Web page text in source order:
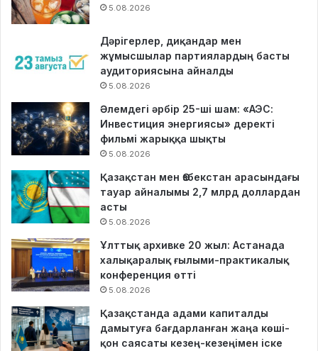
5.08.2026
Дәрігерлер, диқандар мен
жұмысшылар партиялардың басты
аудиториясына айналды
5.08.2026
Әлемдегі әрбір 25-ші шам: «АЭС:
Инвестиция энергиясы» деректі
фильмі жарыққа шықты
5.08.2026
Қазақстан мен Өзбекстан арасындағы
тауар айналымы 2,7 млрд доллардан
асты
5.08.2026
Ұлттық архивке 20 жыл: Астанада
халықаралық ғылыми-практикалық
конференция өтті
5.08.2026
Қазақстанда адами капиталды
дамытуға бағдарланған жаңа көші-
қон саясаты кезең-кезеңімен іске